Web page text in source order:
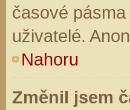
časové
uživatelé.
Nahoru
Změnil jsem